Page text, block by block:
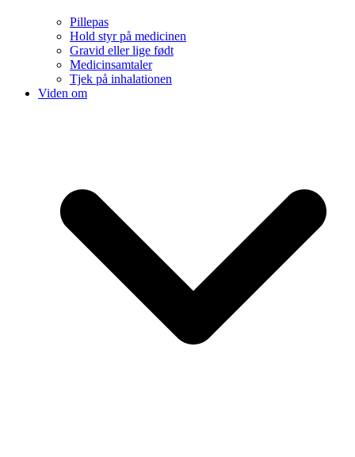
Pillepas
Hold styr på medicinen
Gravid eller lige født
Medicinsamtaler
Tjek på inhalationen
Viden om